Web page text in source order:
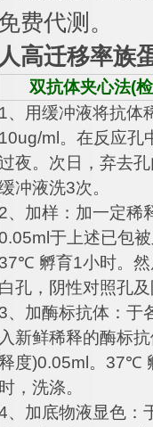
费代测。
人高迁移率族
双抗体夹心法(
1、用缓冲液将抗体
10ug/ml 。在反应孔
夜。次日，弃去
冲液洗3次。
2、加样：加一定稀
于上述已包
37℃ 孵育1小时。
白孔，阴性对照孔
3、加酶标抗体：于
入新鲜稀释的酶标
度)0.05ml 。 37℃
时，洗涤。
、加底物液显色：